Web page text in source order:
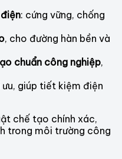
: cứng vững, chống
, cho đường hàn bền và
chuẩn công nghiệp,
giúp tiết kiệm điện
chế tạo chính xác,
trong môi trường công